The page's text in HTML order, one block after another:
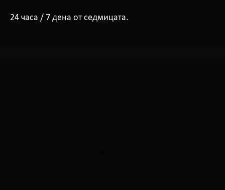
24 часа / 7 дена от седмицата.